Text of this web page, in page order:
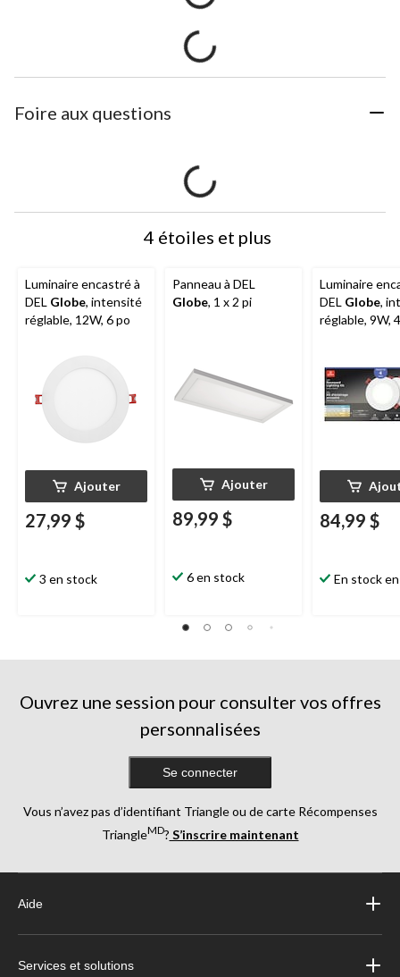
Foire aux questions
4 étoiles et plus
Luminaire encastré à
DEL Globe, intensité
réglable, 12W, 6 po
Ajouter
27,99 $
3 en stock
Panneau à DEL
Globe, 1 x 2 pi
Ajouter
89,99 $
6 en stock
Luminaire
DEL Globe,
réglable, 9W,
84,99 $
En stock
Ouvrez une session pour consulter vos offres
personnalisées
Se connecter
Vous n’avez pas d’identifiant Triangle ou de carte Récompenses
TriangleMD? S’inscrire maintenant
Aide
Services et solutions